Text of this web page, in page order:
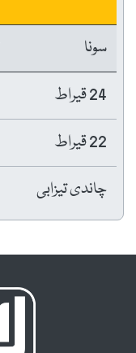
سونا
24 قیراط
22 قیراط
چاندی تیزابی